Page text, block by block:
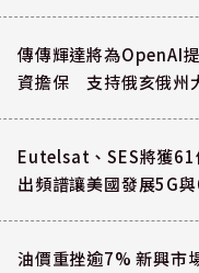
傳傳輝達將為OpenAI
資擔保 支持俄亥俄州
Eutelsat、SES將獲61
出頻譜讓美國發展5G
油價重挫逾7% 新興市